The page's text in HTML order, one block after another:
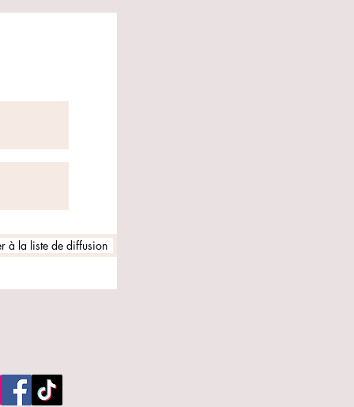
à la liste de diffusion